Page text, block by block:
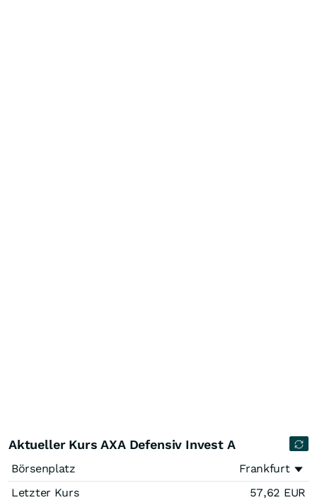
Aktueller Kurs AXA Defensiv Invest A
Börsenplatz
Frankfurt
Letzter Kurs
57,62 EUR